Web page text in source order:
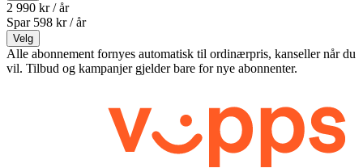
2 990 kr / år
Spar 598 kr /år
Velg
Alle abonnement fornyes automatisk til ordinærpris, kanseller når du
vil. Tilbud og kampanjer gjelder bare for nye abonnenter.